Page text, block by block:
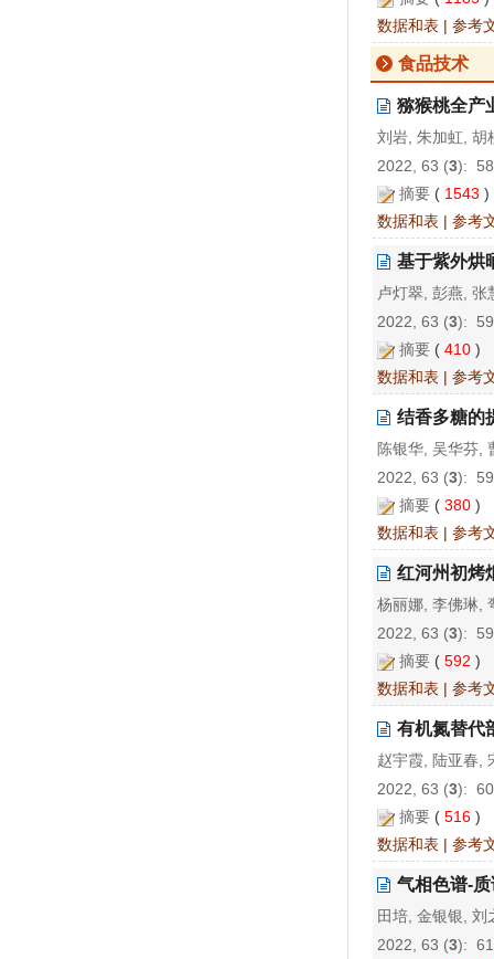
数据和表 | 参考
食品技术
猕猴桃全产
刘岩, 朱加虹, 胡
2022, 63 (3):
摘要 ( 1543
数据和表 | 参考
基于紫外烘
卢灯翠, 彭燕, 张
2022, 63 (3):
摘要 ( 410 )
数据和表 | 参考
结香多糖的
陈银华, 吴华芬,
2022, 63 (3):
摘要 ( 380 )
数据和表 | 参考
红河州初烤
杨丽娜, 李佛琳,
2022, 63 (3):
摘要 ( 592 )
数据和表 | 参考
有机氮替代
赵宇霞, 陆亚春,
2022, 63 (3):
摘要 ( 516 )
数据和表 | 参考
气相色谱-
田培, 金银银,
2022, 63 (3):